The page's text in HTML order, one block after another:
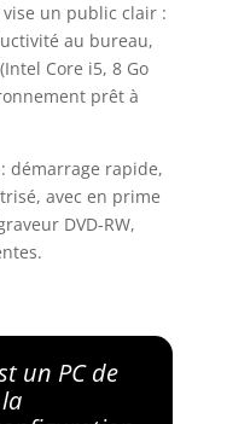
vise un public clair :
au bureau,
Core i5, 8 Go
prêt à
démarrage rapide,
avec en prime
DVD-RW,
un PC de